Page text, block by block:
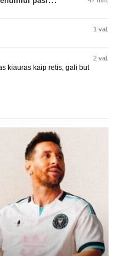
1 val.
2 val.
kiauras kaip retis, gali but